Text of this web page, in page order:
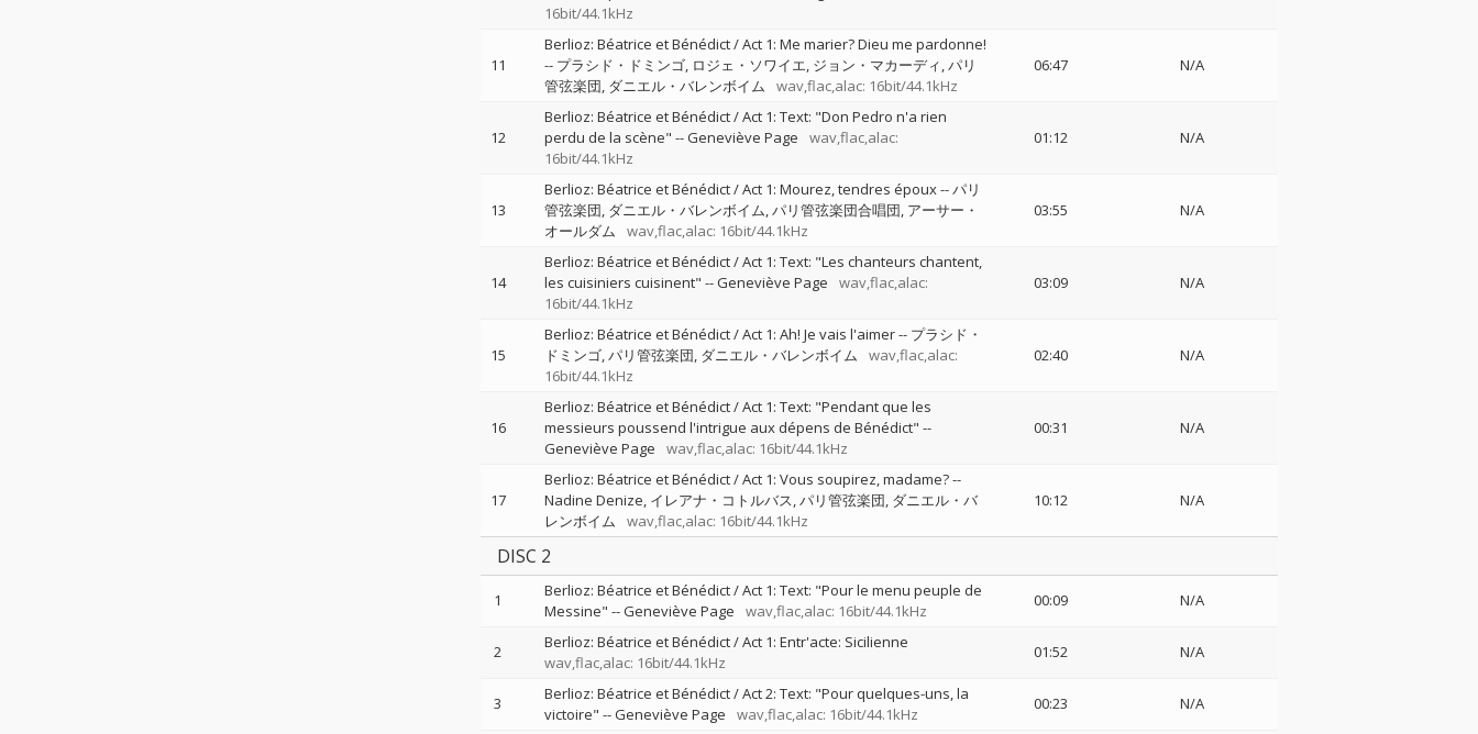
16bit/44.1kHz
11
Berlioz: Béatrice et Bénédict / Act 1: Me marier? Dieu me pardonne!
-- プラシド・ドミンゴ ロジェ・ソワイエ ジョン・マカーディ パリ
管弦楽団 ダニエル・バレンボイム wav,flac,alac: 16bit/44.1kHz
06:47 N/A
12
Berlioz: Béatrice et Bénédict / Act 1: Text: "Don Pedro n'a rien
perdu de la scène" --Geneviève Page
wav,flac,alac:
16bit/44.1kHz
01:12 N/A
13
Berlioz: Béatrice et Bénédict / Act 1: Mourez, tendres époux--パリ
管弦楽団 ダニエル・バレンボイム パリ管弦楽団合唱団 アーサー・
オールダム
wav,flac,alac: 16bit/44.1kHz
03:55 N/A
14
Berlioz: Béatrice et Bénédict / Act 1: Text: "Les chanteurs chantent,
les cuisiniers cuisinent" --Geneviève Page
wav,flac,alac:
16bit/44.1kHz
03:09 N/A
15
Berlioz: Béatrice et Bénédict / Act 1: Ah! Je vais l'aimer-- プラシド・
ドミンゴ パリ管弦楽団 ダニエル・バレンボイム
wav,flac,alac:
16bit/44.1kHz
02:40 N/A
16
Berlioz: Béatrice et Bénédict / Act 1: Text: "Pendant que les
messieurs poussend l'intrigue aux dépens de Bénédict" --
Geneviève Page
wav,flac,alac: 16bit/44.1kHz
00:31 N/A
17
Berlioz: Béatrice et Bénédict / Act 1: Vous soupirez, madame?--
Nadine Denize イレアナ・コトルバス パリ管弦楽団 ダニエル・バ
レンボイム
wav,flac,alac: 16bit/44.1kHz
10:12 N/A
DISC 2
1
Berlioz: Béatrice et Bénédict / Act 1: Text: "Pour le menu peuple de
Messine" --Geneviève Page wav,flac,alac: 16bit/44.1kHz
00:09 N/A
2
Berlioz: Béatrice et Bénédict / Act 1: Entr'acte: Sicilienne
wav,flac,alac: 16bit/44.1kHz
01:52 N/A
3
Berlioz: Béatrice et Bénédict / Act 2: Text: "Pour quelques-uns, la
victoire" --Geneviève Page wav,flac,alac: 16bit/44.1kHz
00:23 N/A